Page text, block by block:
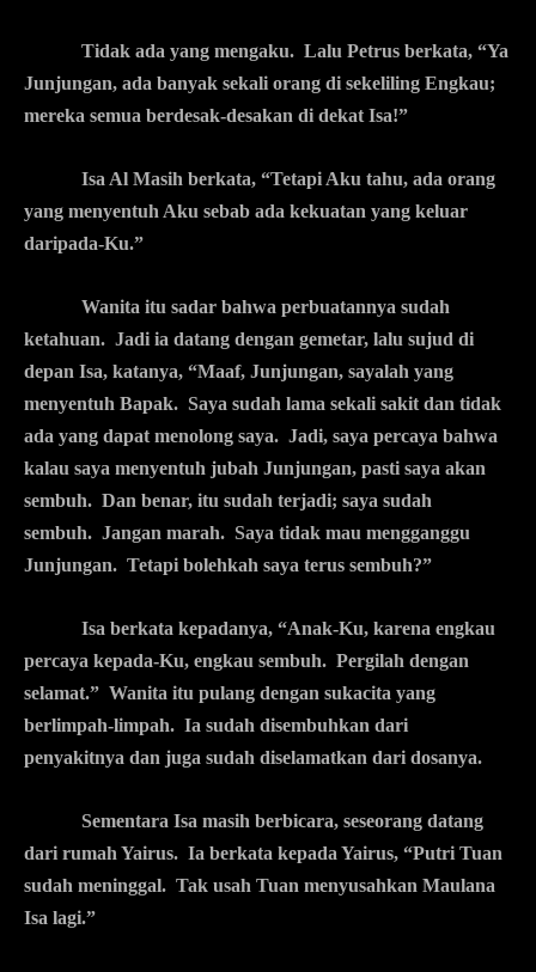
Tidak ada yang mengaku. Lalu Petrus berkata, “Ya
Junjungan, ada banyak sekali orang di sekeliling Engkau;
mereka semua berdesak-desakan di dekat Isa!”
Isa Al Masih berkata, “Tetapi Aku tahu, ada orang
yang menyentuh Aku sebab ada kekuatan yang keluar
daripada-Ku.”
Wanita itu sadar bahwa perbuatannya sudah
ketahuan. Jadi ia datang dengan gemetar, lalu sujud di
depan Isa, katanya, “Maaf, Junjungan, sayalah yang
menyentuh Bapak. Saya sudah lama sekali sakit dan tidak
ada yang dapat menolong saya. Jadi, saya percaya bahwa
kalau saya menyentuh jubah Junjungan, pasti saya akan
sembuh. Dan benar, itu sudah terjadi; saya sudah
sembuh. Jangan marah. Saya tidak mau mengganggu
Junjungan. Tetapi bolehkah saya terus sembuh?”
Isa berkata kepadanya, “Anak-Ku, karena engkau
percaya kepada-Ku, engkau sembuh. Pergilah dengan
selamat.” Wanita itu pulang dengan sukacita yang
berlimpah-limpah. Ia sudah disembuhkan dari
penyakitnya dan juga sudah diselamatkan dari dosanya.
Sementara Isa masih berbicara, seseorang datang
dari rumah Yairus. Ia berkata kepada Yairus, “Putri Tuan
sudah meninggal. Tak usah Tuan menyusahkan Maulana
Isa lagi.”